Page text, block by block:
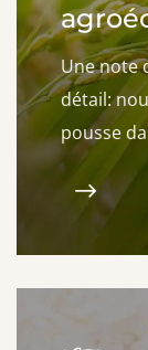
Une note
détail:
pousse